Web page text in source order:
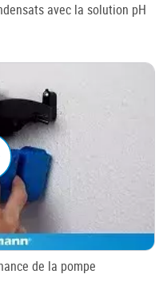
avec la solution pH
de la pompe